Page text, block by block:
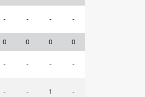
- - - -
0 0 0 0
- - - -
- - 1 -